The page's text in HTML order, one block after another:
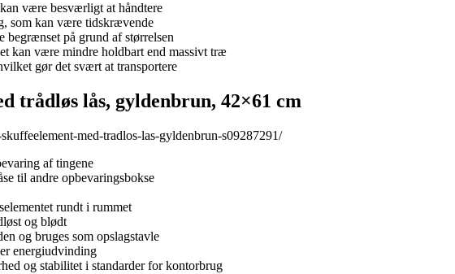
være besværligt at håndtere
som kan være tidskrævende
på grund af størrelsen
kan være mindre holdbart end massivt træ
gør det svært at transportere
trådløs lås, gyldenbrun, 42×61 cm
med-tradlos-las-gyldenbrun-s09287291/
af tingene
til andre opbevaringsbokse
rundt i rummet
og blødt
og bruges som opslagstavle
energiudvinding
og stabilitet i standarder for kontorbrug